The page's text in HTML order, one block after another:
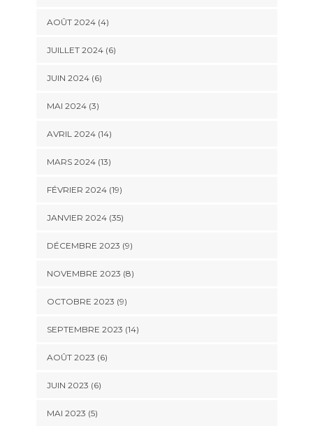
AOÛT 2024 (4)
JUILLET 2024 (6)
JUIN 2024 (6)
MAI 2024 (3)
AVRIL 2024 (14)
MARS 2024 (13)
FÉVRIER 2024 (19)
JANVIER 2024 (35)
DÉCEMBRE 2023 (9)
NOVEMBRE 2023 (8)
OCTOBRE 2023 (9)
SEPTEMBRE 2023 (14)
AOÛT 2023 (6)
JUIN 2023 (6)
MAI 2023 (5)